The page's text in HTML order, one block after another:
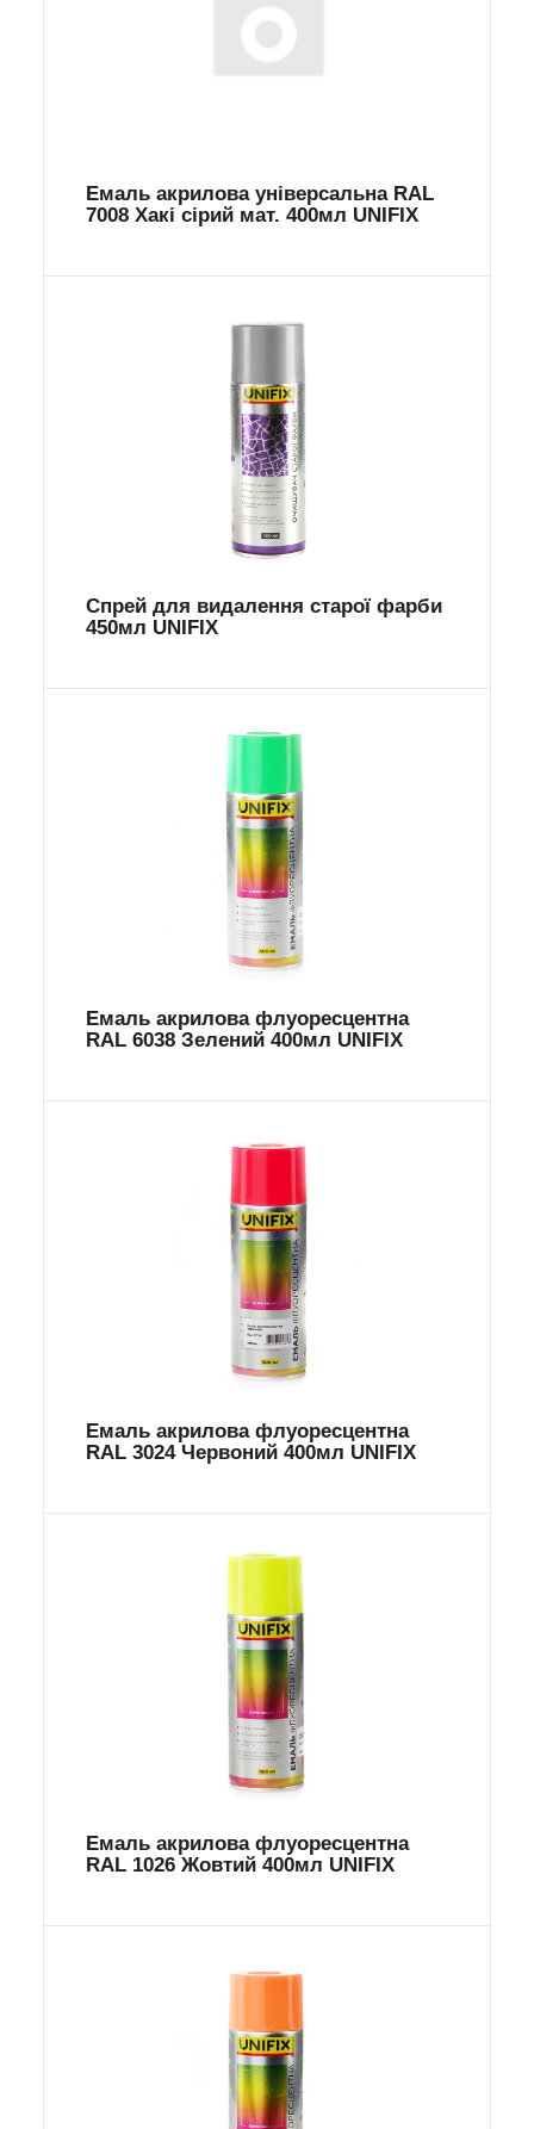
Емаль акрилова універсальна RAL
7008 Хакі сірий мат. 400мл UNIFIX
Спрей для видалення старої фарби
450мл UNIFIX
Емаль акрилова флуоресцентна
RAL 6038 Зелений 400мл UNIFIX
Емаль акрилова флуоресцентна
RAL 3024 Червоний 400мл UNIFIX
Емаль акрилова флуоресцентна
RAL 1026 Жовтий 400мл UNIFIX